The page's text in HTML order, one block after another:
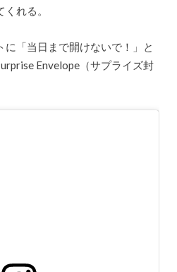
れる。
「当日まで開けないで！」と
Envelope（サプライズ封